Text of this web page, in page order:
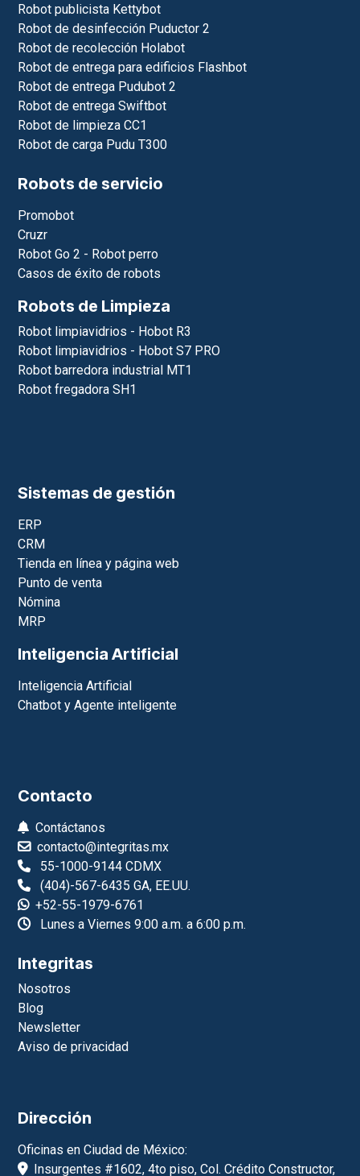
Robot publicista Kettybot
Robot de desinfección Puductor 2
Robot de recolección Holabot
Robot de entrega para edificios Flashbot
Robot de entrega Pudubot 2
Robot de entrega Swiftbot
Robot de limpieza CC1
Robot de carga Pudu T300
Robots de servicio
Promobot
Cruzr
Robot Go 2 - Robot perro
Casos de éxito de robots
Robots de Limpieza
Robot limpiavidrios - Hobot R3
Robot limpiavidrios - Hobot S7 PRO
Robot barredora industrial MT1
Robot fregadora SH1
Sistemas de gestión
ERP
CRM
Tienda en línea y página web
Punto de venta
Nómina
MRP
Inteligencia Artificial
Inteligencia Artificial
Chatbot y Agente inteligente
Contacto
Contáctanos
contacto@integritas.mx
55-1000-9144 CDMX
(404)-567-6435 GA, EE.UU.
+52-55-1979-6761
Lunes a Viernes 9:00 a.m. a 6:00 p.m.
Integritas
Nosotros
Blog
Newsletter
Aviso de privacidad
Dirección
Oficinas en Ciudad de México:
Insurgentes #1602, 4to piso, Col. Crédito Constructor,